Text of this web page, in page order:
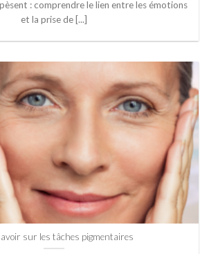
: comprendre le lien entre les émotions
et la prise de [...]
sur les tâches pigmentaires